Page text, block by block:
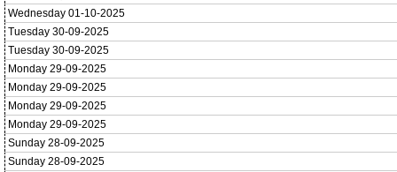
Wednesday 01-10-2025
Tuesday 30-09-2025
Tuesday 30-09-2025
Monday 29-09-2025
Monday 29-09-2025
Monday 29-09-2025
Monday 29-09-2025
Sunday 28-09-2025
Sunday 28-09-2025